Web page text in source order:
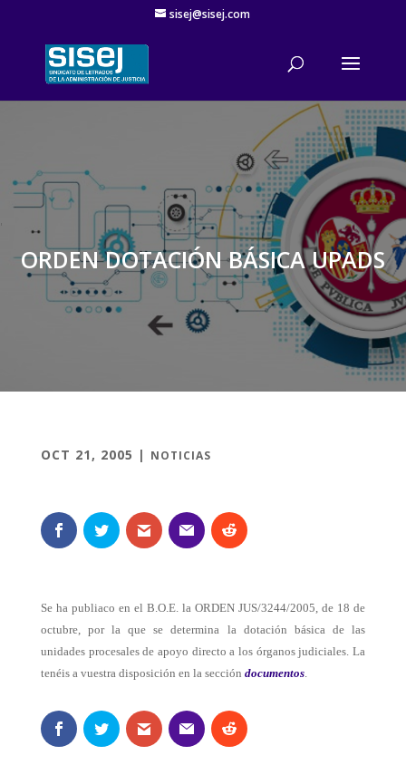
sisej@sisej.com
'
ORDEN DOTACIÓN BÁSICA UPADS
OCT 21, 2005 | NOTICIAS
Se ha publiaco en el B.O.E. la ORDEN JUS/3244/2005, de 18 de
octubre, por la que se determina la dotación básica de las
unidades procesales de apoyo directo a los órganos judiciales. La
tenéis a vuestra disposición en la sección documentos.